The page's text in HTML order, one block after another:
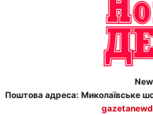
Поштова адреса: Миколаївське